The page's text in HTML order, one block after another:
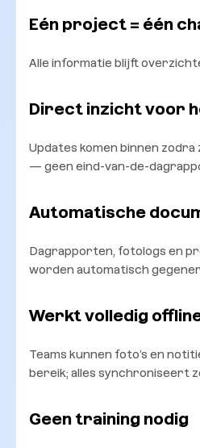
Eén project = één
Alle informatie blijft
Direct inzicht voor
Updates komen binnen
— geen eind-van-de-
Automatische
Dagrapporten, fotologs en
worden automatisch
Werkt volledig
Teams kunnen foto’s en
bereik; alles synchroniseert
Geen training nodig